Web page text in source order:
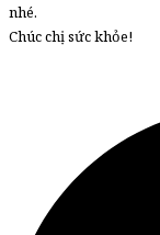
nhé.
Chúc chị sức khỏe!